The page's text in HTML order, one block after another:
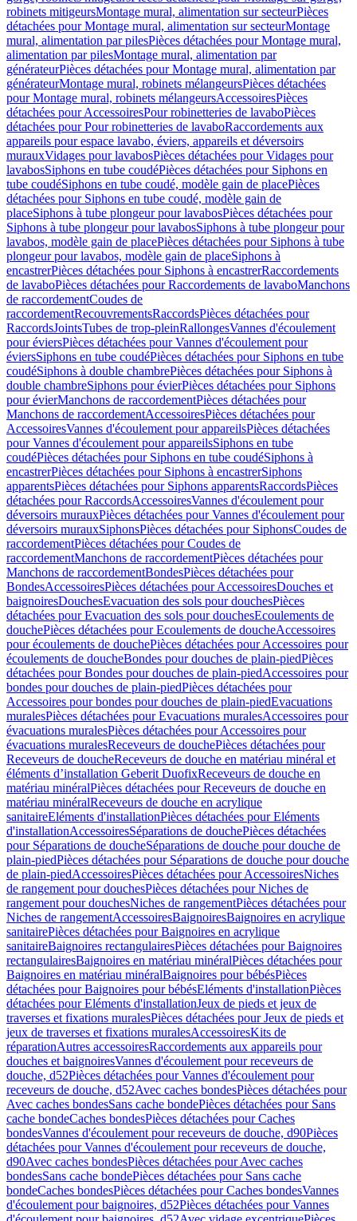
robinets mitigeursMontage mural, alimentation sur secteurPièces
détachées pour Montage mural, alimentation sur secteurMontage
mural, alimentation par pilesPièces détachées pour Montage mural,
alimentation par pilesMontage mural, alimentation par
générateurPièces détachées pour Montage mural, alimentation par
générateurMontage mural, robinets mélangeursPièces détachées
pour Montage mural, robinets mélangeursAccessoiresPièces
détachées pour AccessoiresPour robinetteries de lavaboPièces
détachées pour Pour robinetteries de lavaboRaccordements aux
appareils pour espace lavabo, éviers, appareils et déversoirs
murauxVidages pour lavabosPièces détachées pour Vidages pour
lavabosSiphons en tube coudéPièces détachées pour Siphons en
tube coudéSiphons en tube coudé, modèle gain de placePièces
détachées pour Siphons en tube coudé, modèle gain de
placeSiphons à tube plongeur pour lavabosPièces détachées pour
Siphons à tube plongeur pour lavabosSiphons à tube plongeur pour
lavabos, modèle gain de placePièces détachées pour Siphons à tube
plongeur pour lavabos, modèle gain de placeSiphons à
encastrerPièces détachées pour Siphons à encastrerRaccordements
de lavaboPièces détachées pour Raccordements de lavaboManchons
de raccordementCoudes de
raccordementRecouvrementsRaccordsPièces détachées pour
RaccordsJointsTubes de trop-pleinRallongesVannes d'écoulement
pour éviersPièces détachées pour Vannes d'écoulement pour
éviersSiphons en tube coudéPièces détachées pour Siphons en tube
coudéSiphons à double chambrePièces détachées pour Siphons à
double chambreSiphons pour évierPièces détachées pour Siphons
pour évierManchons de raccordementPièces détachées pour
Manchons de raccordementAccessoiresPièces détachées pour
AccessoiresVannes d'écoulement pour appareilsPièces détachées
pour Vannes d'écoulement pour appareilsSiphons en tube
coudéPièces détachées pour Siphons en tube coudéSiphons à
encastrerPièces détachées pour Siphons à encastrerSiphons
apparentsPièces détachées pour Siphons apparentsRaccordsPièces
détachées pour RaccordsAccessoiresVannes d'écoulement pour
déversoirs murauxPièces détachées pour Vannes d'écoulement pour
déversoirs murauxSiphonsPièces détachées pour SiphonsCoudes de
raccordementPièces détachées pour Coudes de
raccordementManchons de raccordementPièces détachées pour
Manchons de raccordementBondesPièces détachées pour
BondesAccessoiresPièces détachées pour AccessoiresDouches et
baignoiresDouchesEvacuation des sols pour douchesPièces
détachées pour Evacuation des sols pour douchesEcoulements de
douchePièces détachées pour Ecoulements de doucheAccessoires
pour écoulements de douchePièces détachées pour Accessoires pour
écoulements de doucheBondes pour douches de plain-piedPièces
détachées pour Bondes pour douches de plain-piedAccessoires pour
bondes pour douches de plain-piedPièces détachées pour
Accessoires pour bondes pour douches de plain-piedEvacuations
muralesPièces détachées pour Evacuations muralesAccessoires pour
évacuations muralesPièces détachées pour Accessoires pour
évacuations muralesReceveurs de douchePièces détachées pour
Receveurs de doucheReceveurs de douche en matériau minéral et
éléments d’installation Geberit DuofixReceveurs de douche en
matériau minéralPièces détachées pour Receveurs de douche en
matériau minéralReceveurs de douche en acrylique
sanitaireEléments d'installationPièces détachées pour Eléments
d'installationAccessoiresSéparations de douchePièces détachées
pour Séparations de doucheSéparations de douche pour douche de
plain-piedPièces détachées pour Séparations de douche pour douche
de plain-piedAccessoiresPièces détachées pour AccessoiresNiches
de rangement pour douchesPièces détachées pour Niches de
rangement pour douchesNiches de rangementPièces détachées pour
Niches de rangementAccessoiresBaignoiresBaignoires en acrylique
sanitairePièces détachées pour Baignoires en acrylique
sanitaireBaignoires rectangulairesPièces détachées pour Baignoires
rectangulairesBaignoires en matériau minéralPièces détachées pour
Baignoires en matériau minéralBaignoires pour bébésPièces
détachées pour Baignoires pour bébésEléments d'installationPièces
détachées pour Eléments d'installationJeux de pieds et jeux de
traverses et fixations muralesPièces détachées pour Jeux de pieds et
jeux de traverses et fixations muralesAccessoiresKits de
réparationAutres accessoiresRaccordements aux appareils pour
douches et baignoiresVannes d'écoulement pour receveurs de
douche, d52Pièces détachées pour Vannes d'écoulement pour
receveurs de douche, d52Avec caches bondesPièces détachées pour
Avec caches bondesSans cache bondePièces détachées pour Sans
cache bondeCaches bondesPièces détachées pour Caches
bondesVannes d'écoulement pour receveurs de douche, d90Pièces
détachées pour Vannes d'écoulement pour receveurs de douche,
d90Avec caches bondesPièces détachées pour Avec caches
bondesSans cache bondePièces détachées pour Sans cache
bondeCaches bondesPièces détachées pour Caches bondesVannes
d'écoulement pour baignoires, d52Pièces détachées pour Vannes